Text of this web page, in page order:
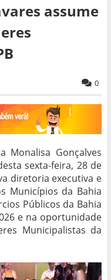
assume
0
Monalisa Gonçalves
sexta-feira, 28 de
diretoria executiva e
Municípios da Bahia
Públicos da Bahia
e na oportunidade
Municipalistas da